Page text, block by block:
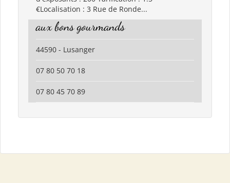
€Localisation : 3 Rue de Ronde...
aux bons gourmands
44590 - Lusanger
07 80 50 70 18
07 80 45 70 89